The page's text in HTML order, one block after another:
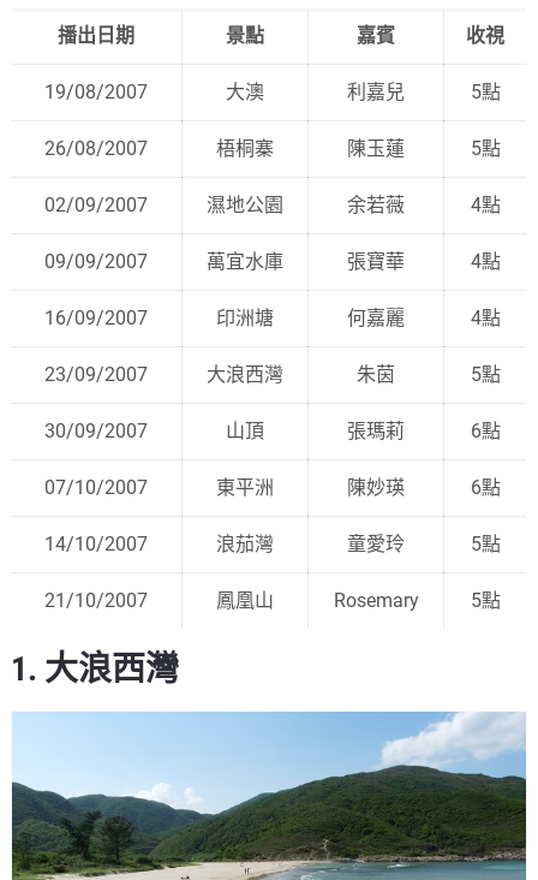
播出日期 景點 嘉賓 收視
19/08/2007 大澳 利嘉兒 5點
26/08/2007 梧桐寨 陳玉蓮 5點
02/09/2007 濕地公園 余若薇 4點
09/09/2007 萬宜水庫 張寶華 4點
16/09/2007 印洲塘 何嘉麗 4點
23/09/2007 大浪西灣 朱茵 5點
30/09/2007 山頂 張瑪莉 6點
07/10/2007 東平洲 陳妙瑛 6點
14/10/2007 浪茄灣 童愛玲 5點
21/10/2007 鳳凰山 Rosemary 5點
1. 大浪西灣